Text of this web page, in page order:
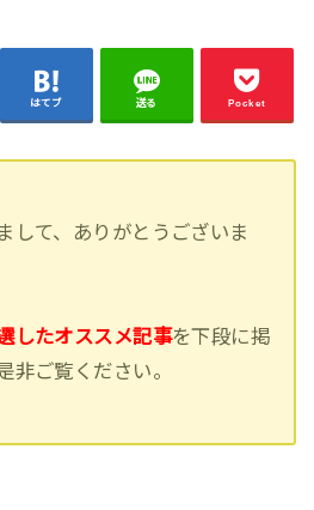
はてブ 送る Pocket
して、ありがとうございま
したオススメ記事を下段に掲
非ご覧ください。